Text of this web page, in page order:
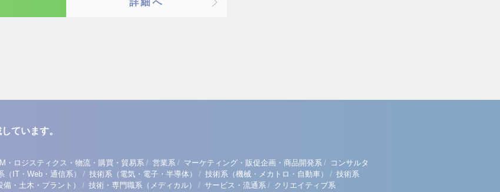
詳細へ
ています。
・ロジスティクス・物流・購買・貿易系 / 営業系 / マーケティング・販促企画・商品開発系 / コンサルタ
（IT・Web・通信系） / 技術系（電気・電子・半導体） / 技術系（機械・メカトロ・自動車） / 技術系
・土木・プラント） / 技術・専門職系（メディカル） / サービス・流通系 / クリエイティブ系